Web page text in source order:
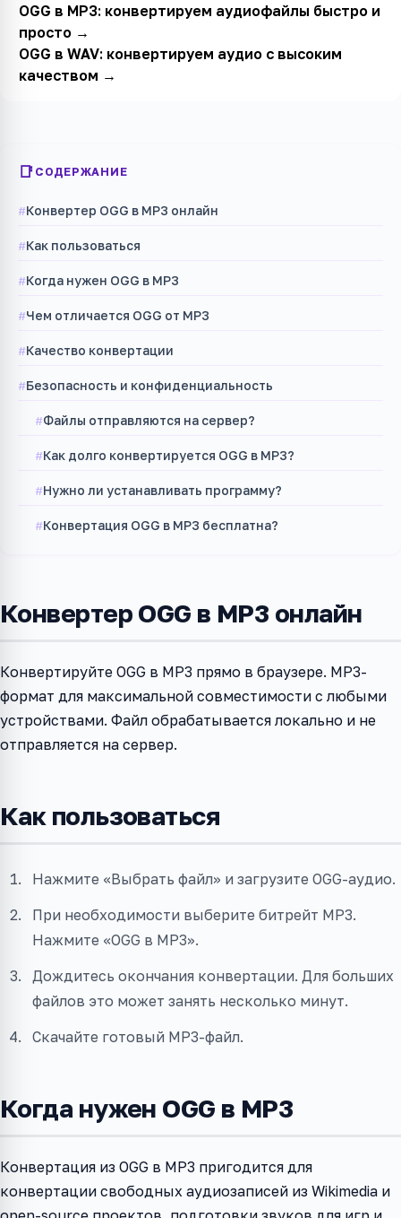
OGG в MP3: конвертируем аудиофайлы быстро и
просто→
OGG в WAV: конвертируем аудио с высоким
качеством →
СОДЕРЖАНИЕ
Конвертер OGG в MP3 онлайн
Как пользоваться
Когда нужен OGG в MP3
Чем отличается OGG от MP3
Качество конвертации
Безопасность и конфиденциальность
Файлы отправляются на сервер?
Как долго конвертируется OGG в MP3?
Нужно ли устанавливать программу?
Конвертация OGG в MP3 бесплатна?
Конвертер OGG в MP3 онлайн
Конвертируйте OGG в MP3 прямо в браузере. MP3-
формат для максимальной совместимости с любыми
устройствами. Файл обрабатывается локально и не
отправляется на сервер.
Как пользоваться
Нажмите «Выбрать файл» и загрузите OGG-аудио.
При необходимости выберите битрейт MP3.
Нажмите «OGG в MP3».
Дождитесь окончания конвертации. Для больших
файлов это может занять несколько минут.
Скачайте готовый MP3-файл.
Когда нужен OGG в MP3
Конвертация из OGG в MP3 пригодится для
конвертации свободных аудиозаписей из Wikimedia и